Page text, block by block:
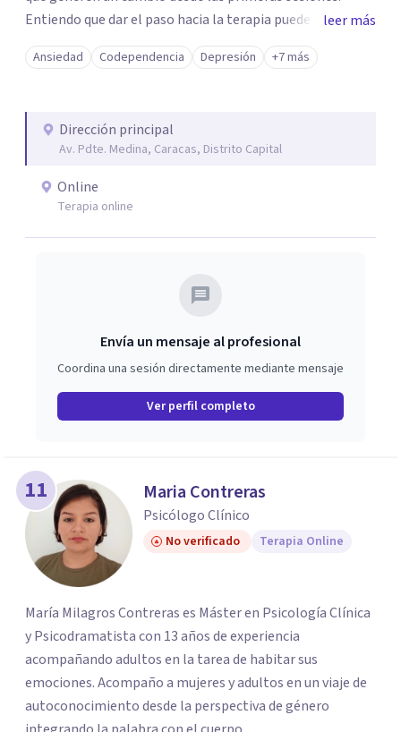
Entiendo que dar el paso hacia la terapia puede generar
dudas, pero si te sientes bloqueado por la ansiedad,
ataques de pánico, miedos o el dolor de una ruptura, mi
acción. Trabajaremos juntos para superar duelos, fobias y
el estrés cotidiano, devolviéndote el control de tu vida de
forma ágil y efectiva.
leer más
Ansiedad Codependencia Depresión +7 más
Dirección principal
Av. Pdte. Medina, Caracas, Distrito Capital
Online
Terapia online
Envía un mensaje al profesional
Coordina una sesión directamente mediante mensaje
Ver perfil completo
11 Maria Contreras
Psicólogo Clínico
No verificado Terapia Online
María Milagros Contreras es Máster en Psicología Clínica
y Psicodramatista con 13 años de experiencia
acompañando adultos en la tarea de habitar sus
emociones. Acompaño a mujeres y adultos en un viaje de
autoconocimiento desde la perspectiva de género